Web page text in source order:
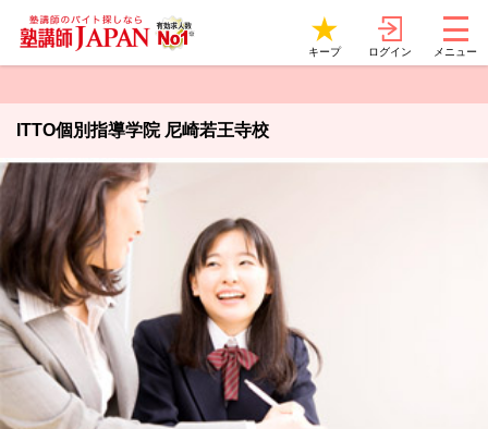
キープ ログイン メニュー
ITTO個別指導学院 尼崎若王寺校